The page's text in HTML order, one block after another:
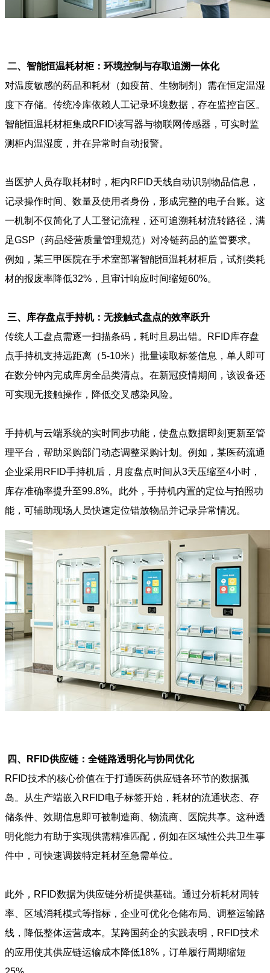
二、智能恒温耗材柜：环境控制与存取追溯一体化
对温度敏感的药品和耗材（如疫苗、生物制剂）需在恒定温湿
度下存储。传统冷库依赖人工记录环境数据，存在监控盲区。
智能恒温耗材柜集成RFID读写器与物联网传感器，可实时监
测柜内温湿度，并在异常时自动报警。
当医护人员存取耗材时，柜内RFID天线自动识别物品信息，
记录操作时间、数量及使用者身份，形成完整的电子台账。这
一机制不仅简化了人工登记流程，还可追溯耗材流转路径，满
足GSP（药品经营质量管理规范）对冷链药品的监管要求。
例如，某三甲医院在手术室部署智能恒温耗材柜后，试剂类耗
材的报废率降低32%，且审计响应时间缩短60%。
三、库存盘点手持机：无接触式盘点的效率跃升
传统人工盘点需逐一扫描条码，耗时且易出错。RFID库存盘
点手持机支持远距离（5-10米）批量读取标签信息，单人即可
在数分钟内完成库房全品类清点。在新冠疫情期间，该设备还
可实现无接触操作，降低交叉感染风险。
手持机与云端系统的实时同步功能，使盘点数据即刻更新至管
理平台，帮助采购部门动态调整采购计划。例如，某医药流通
企业采用RFID手持机后，月度盘点时间从3天压缩至4小时，
库存准确率提升至99.8%。此外，手持机内置的定位与拍照功
能，可辅助现场人员快速定位错放物品并记录异常情况。
四、RFID供应链：全链路透明化与协同优化
RFID技术的核心价值在于打通医药供应链各环节的数据孤
岛。从生产端嵌入RFID电子标签开始，耗材的流通状态、存
储条件、效期信息即可被制造商、物流商、医院共享。这种透
明化能力有助于实现供需精准匹配，例如在区域性公共卫生事
件中，可快速调拨特定耗材至急需单位。
此外，RFID数据为供应链分析提供基础。通过分析耗材周转
率、区域消耗模式等指标，企业可优化仓储布局、调整运输路
线，降低整体运营成本。某跨国药企的实践表明，RFID技术
的应用使其供应链运输成本降低18%，订单履行周期缩短